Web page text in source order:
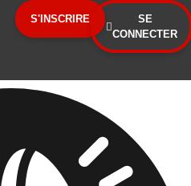
S'INSCRIRE
SE
CONNECTER